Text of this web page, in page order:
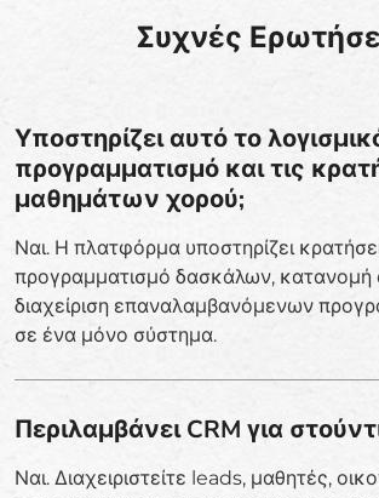
Συχνές
Υποστηρίζει αυτό το
προγραμματισμό και τις
μαθημάτων χορού;
Ναι. Η πλατφόρμα υποστηρίζει
προγραμματισμό δασκάλων, κατανομή
διαχείριση επαναλαμβανόμενων
σε ένα μόνο σύστημα.
Περιλαμβάνει CRM για
Ναι. Διαχειριστείτε leads, μαθητές,